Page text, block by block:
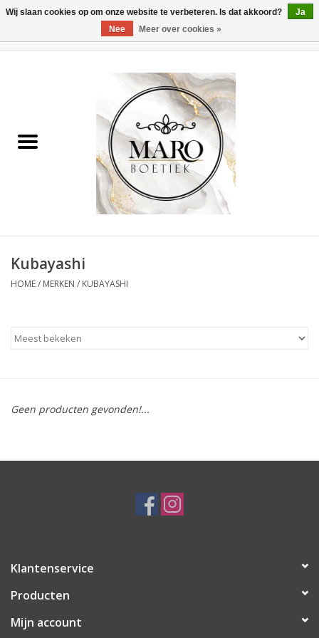
Heren
Kubayashi
HOME/ MERKEN / KUBAYASHI
Geen producten gevonden!...
Klantenservice
Producten
Mijn account
Wij slaan cookies op om onze website te verbeteren. Is dat akkoord?
Ja
Nee
Meer over cookies »